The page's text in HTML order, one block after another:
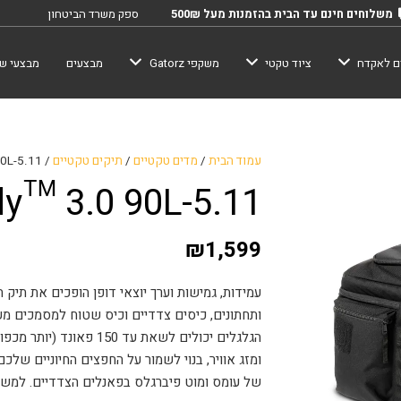
משלוחים חינם עד הבית בהזמנות מעל 500₪ ספק משרד הביטחון
לאקדח ציוד טקטי משקפי Gatorz מבצעים מבצעי
עמוד הבית/ מדים טקטיים/ תיקים טקטיים/ 5.11-Mission Ready™ 3.0 90L
5.11-Mission Ready™ 3.0 90L
₪1,599
ותחתונים, כיסים צדדיים וכיס שטוח למסמכים
ומזג אוויר, בנוי לשמור על החפצים החיוניים
של עומס ומוט פיברגלס בפאנלים הצדדיים.